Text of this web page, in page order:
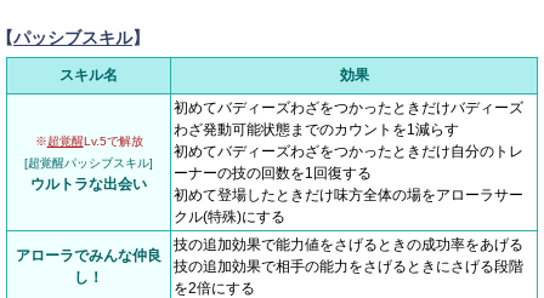
パッシブスキル】
スキル名 効果
※超覚醒Lv.5で解放
[超覚醒パッシブスキル]
ウルトラな出会い
初めてバディーズわざをつかったときだけバディーズ
わざ発動可能状態までのカウントを1減らす
初めてバディーズわざをつかったときだけ自分のトレ
ーナーの技の回数を1回復する
初めて登場したときだけ味方全体の場をアローラサー
クル(特殊)にする
アローラでみんな仲良
し！
技の追加効果で能力値をさげるときの成功率をあげる
技の追加効果で相手の能力をさげるときにさげる段階
を2倍にする